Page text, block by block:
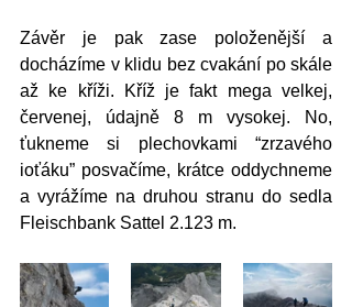
Závěr je pak zase položenější a
docházíme v klidu bez cvakání po skále
až ke kříži. Kříž je fakt mega velkej,
červenej, údajně 8 m vysokej. No,
ťukneme si plechovkami “zrzavého
ioťáku” posvačíme, krátce oddychneme
a vyrážíme na druhou stranu do sedla
Fleischbank Sattel 2.123 m.